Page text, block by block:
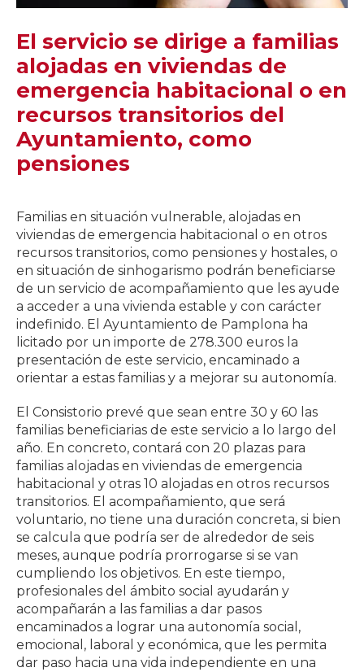
El servicio se dirige a familias
alojadas en viviendas de
emergencia habitacional o en
recursos transitorios del
Ayuntamiento, como
pensiones
Familias en situación vulnerable, alojadas en
viviendas de emergencia habitacional o en otros
recursos transitorios, como pensiones y hostales, o
en situación de sinhogarismo podrán beneficiarse
de un servicio de acompañamiento que les ayude
a acceder a una vivienda estable y con carácter
indefinido. El Ayuntamiento de Pamplona ha
licitado por un importe de 278.300 euros la
presentación de este servicio, encaminado a
orientar a estas familias y a mejorar su autonomía.
El Consistorio prevé que sean entre 30 y 60 las
familias beneficiarias de este servicio a lo largo del
año. En concreto, contará con 20 plazas para
familias alojadas en viviendas de emergencia
habitacional y otras 10 alojadas en otros recursos
transitorios. El acompañamiento, que será
voluntario, no tiene una duración concreta, si bien
se calcula que podría ser de alrededor de seis
meses, aunque podría prorrogarse si se van
cumpliendo los objetivos. En este tiempo,
profesionales del ámbito social ayudarán y
acompañarán a las familias a dar pasos
encaminados a lograr una autonomía social,
emocional, laboral y económica, que les permita
dar paso hacia una vida independiente en una